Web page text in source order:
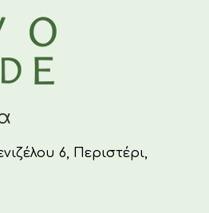
6, Περιστέρι,